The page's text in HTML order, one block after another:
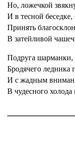
Но, ложечкой
И в тесной
Принять
В затейливой
Подруга шарманки,
Бродячего
И с жадным
В чудесного